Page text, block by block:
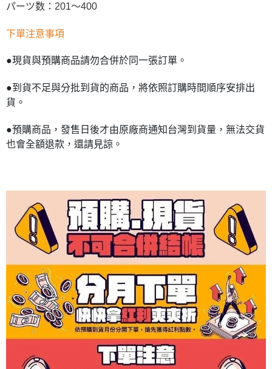
パーツ数：201～400
下單注意事項
●現貨與預購商品請勿合併於同一張訂單。
●到貨不足與分批到貨的商品，將依照訂購時間順序安排出
貨。
●預購商品，發售日後才由原廠商通知台灣到貨量，無法交貨
也會全額退款，還請見諒。